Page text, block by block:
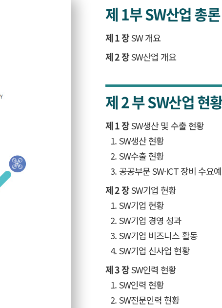
제 1부SW산업 총론
제 1 장SW 개요
제 2 장SW산업 개요
제 2 부SW산업 현
제 1 장SW생산 및 수출 현황
1. SW생산 현황
2. SW수출 현황
3. 공공부문 SW·ICT 장비 수요
제 2 장SW기업 현황
1. SW기업 현황
2. SW기업 경영 성과
3. SW기업 비즈니스 활동
4. SW기업 신사업 현황
제 3 장SW인력 현황
1. SW인력 현황
2. SW전문인력 현황